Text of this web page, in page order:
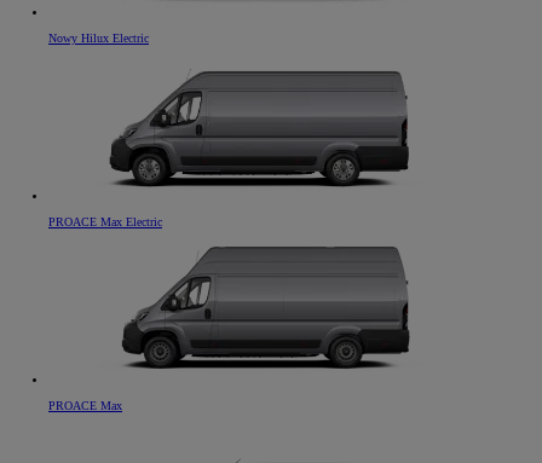
Nowy Hilux Electric
PROACE Max Electric
PROACE Max